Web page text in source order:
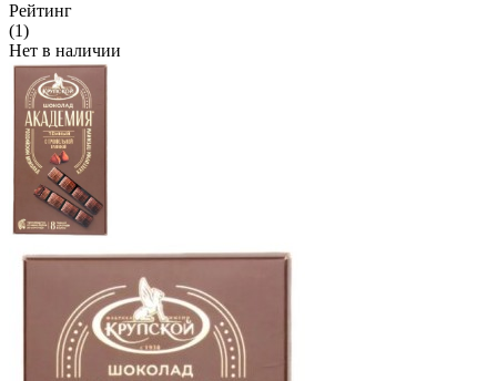
Рейтинг
(1)
Нет в наличии